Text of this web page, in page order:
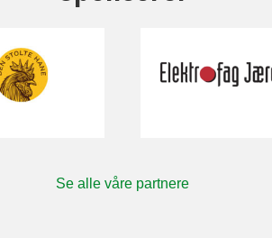
Se alle våre partnere